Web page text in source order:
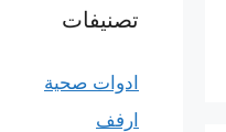
تصنيفات
ادوات صحية
ارفف